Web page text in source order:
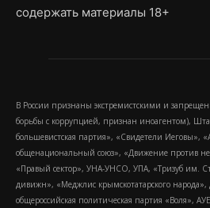
содержать материалы 18+
В России признаны экстремистскими и
борьбы с коррупцией, признан иноагентом),
большевистская партия», «Свидетели Иеговы»,
общенациональный союз», «Движение против
«Правый сектор», УНА-УНСО, УПА, «Тризуб им.
дивижн», «Меджлис крымскотатарского народа»,
общероссийская политическая партия «Воля»,